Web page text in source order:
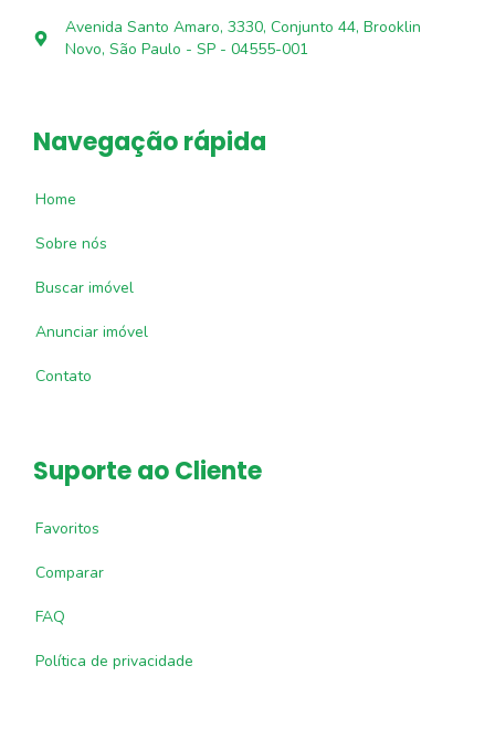
Avenida Santo Amaro, 3330, Conjunto 44, Brooklin
Novo, São Paulo - SP - 04555-001
Navegação rápida
Home
Sobre nós
Buscar imóvel
Anunciar imóvel
Contato
Suporte ao Cliente
Favoritos
Comparar
FAQ
Política de privacidade